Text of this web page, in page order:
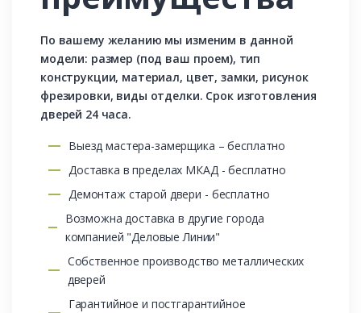
По вашему желанию мы изменим в данной
модели: размер (под ваш проем), тип
конструкции, материал, цвет, замки, рисунок
фрезировки, виды отделки. Срок изготовления
дверей 24 часа.
Выезд мастера-замерщика – бесплатно
Доставка в пределах МКАД - бесплатно
Демонтаж старой двери - бесплатно
Возможна доставка в другие города
компанией "Деловые Линии"
Собственное производство металлических
дверей
Гарантийное и постгарантийное